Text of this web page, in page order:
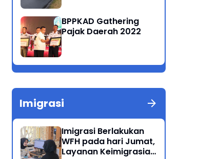
BPPKAD Gathering
Pajak Daerah 2022
Imigrasi
Imigrasi Berlakukan
WFH pada hari Jumat,
Layanan Keimigrasian